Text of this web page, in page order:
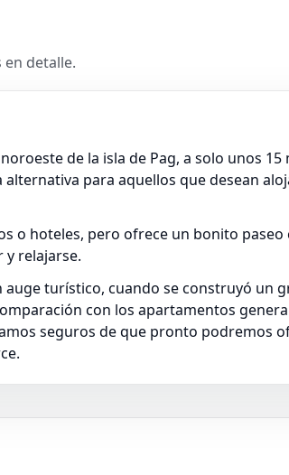
detalle.
de la isla de Pag, a solo unos
para aquellos que desean
o hoteles, pero ofrece un bonito
y relajarse.
auge turístico, cuando se construyó un
con los apartamentos
seguros de que pronto podremos